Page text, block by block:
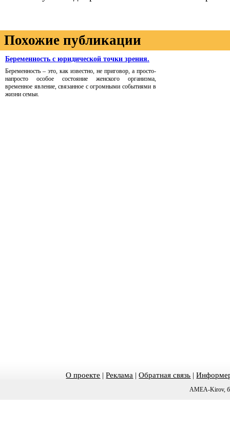
Похожие публикации
Беременность с юридической точки зрения.
Беременность – это, как известно, не приговор, а просто-
напросто особое состояние женского организма,
временное явление, связанное с огромными событиями в
жизни семьи.
О проекте |Реклама |Обратная связь |
AMEA-Kirov,